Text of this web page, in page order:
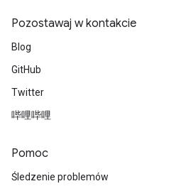
Pozostawaj w kontakcie
Blog
GitHub
Twitter
哔哩哔哩
Pomoc
Śledzenie problemów